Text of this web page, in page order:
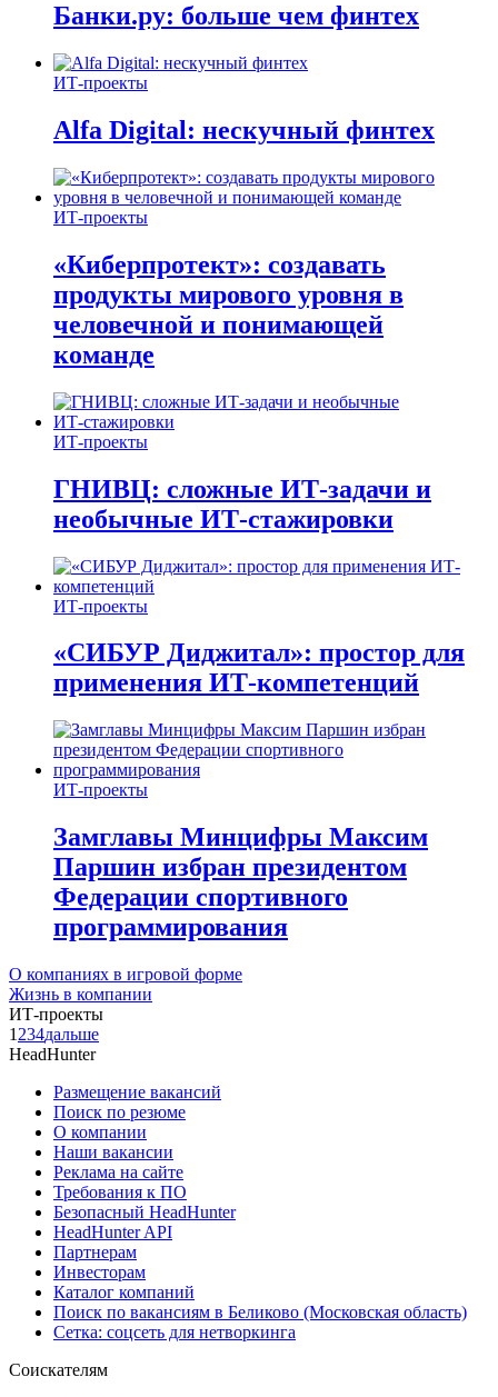
Банки.ру: больше чем финтех
ИТ-проекты
Alfa Digital: нескучный финтех
ИТ-проекты
«Киберпротект»: создавать
продукты мирового уровня в
человечной и понимающей
команде
ИТ-проекты
ГНИВЦ: сложные ИТ‑задачи и
необычные ИТ‑стажировки
ИТ-проекты
«СИБУР Диджитал»: простор для
применения ИТ-компетенций
ИТ-проекты
Замглавы Минцифры Максим
Паршин избран президентом
Федерации спортивного
программирования
О компаниях в игровой форме
Жизнь в компании
ИТ-проекты
1 234дальше
HeadHunter
Размещение вакансий
Поиск по резюме
О компании
Наши вакансии
Реклама на сайте
Требования к ПО
Безопасный HeadHunter
HeadHunter API
Партнерам
Инвесторам
Каталог компаний
Поиск по вакансиям в Беликово (Московская область)
Сетка: соцсеть для нетворкинга
Соискателям